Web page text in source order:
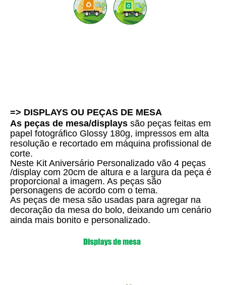
=> DISPLAYS OU PEÇAS DE MESA
As peças de mesa/displays são peças feitas em
papel fotográfico Glossy 180g, impressos em alta
resolução e recortado em máquina profissional de
corte.
Neste Kit Aniversário Personalizado vão 4 peças
/display com 20cm de altura e a largura da peça é
proporcional a imagem. As peças são
personagens de acordo com o tema.
As peças de mesa são usadas para agregar na
decoração da mesa do bolo, deixando um cenário
ainda mais bonito e personalizado.